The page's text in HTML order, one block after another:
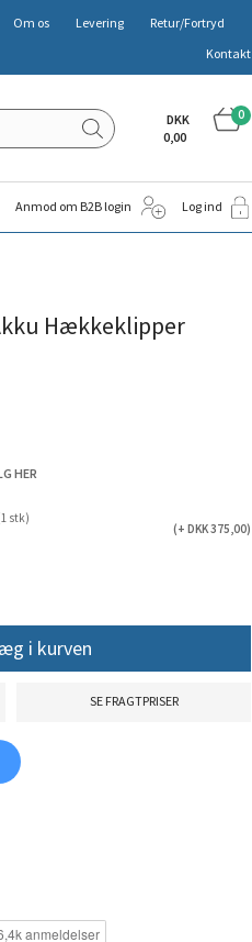
Om os Levering
Retur/Fortryd
Kontakt
0
DKK
0,00
Anmod om B2B login Log ind
Hækkeklipper
HER
stk)
(+ DKK 375,00)
i kurven
SE FRAGTPRISER